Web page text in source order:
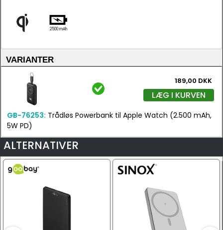
2500 mAh
VARIANTER
189,00 DKK
LÆG I KURVEN
GB-76253: Trådløs Powerbank til Apple Watch (2.500 mAh,
5W PD)
ALTERNATIVER